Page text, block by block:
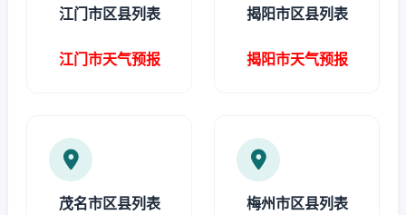
江门市区县列表
江门市天气预报
揭阳市区县列表
揭阳市天气预报
茂名市区县列表 梅州市区县列表